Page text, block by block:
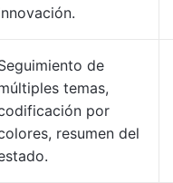
de
temas,
por
resumen del